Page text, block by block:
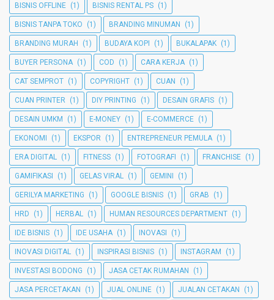
BISNIS OFFLINE (1) BISNIS RENTAL PS (1)
BISNIS TANPA TOKO (1) BRANDING MINUMAN (1)
BRANDING MURAH (1) BUDAYA KOPI (1) BUKALAPAK (1)
BUYER PERSONA (1) COD (1) CARA KERJA (1)
CAT SEMPROT (1) COPYRIGHT (1) CUAN (1)
CUAN PRINTER (1) DIY PRINTING (1) DESAIN GRAFIS (1)
DESAIN UMKM (1) E-MONEY (1) E-COMMERCE (1)
EKONOMI (1) EKSPOR (1) ENTREPRENEUR PEMULA (1)
ERA DIGITAL (1) FITNESS (1) FOTOGRAFI (1) FRANCHISE (1)
GAMIFIKASI (1) GELAS VIRAL (1) GEMINI (1)
GERILYA MARKETING (1) GOOGLE BISNIS (1) GRAB (1)
HRD (1) HERBAL (1) HUMAN RESOURCES DEPARTMENT (1)
IDE BISNIS (1) IDE USAHA (1) INOVASI (1)
INOVASI DIGITAL (1) INSPIRASI BISNIS (1) INSTAGRAM (1)
INVESTASI BODONG (1) JASA CETAK RUMAHAN (1)
JASA PERCETAKAN (1) JUAL ONLINE (1) JUALAN CETAKAN (1)